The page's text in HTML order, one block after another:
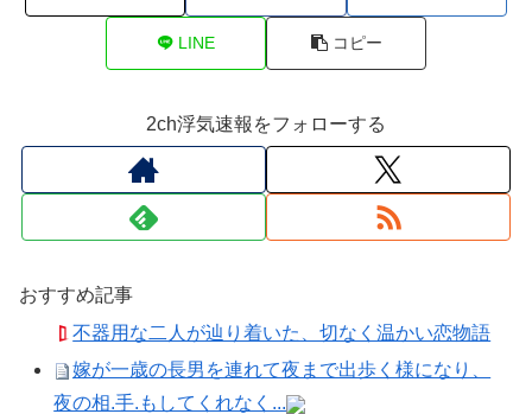
LINE コピー
2ch浮気速報をフォローする
おすすめ記事
不器用な二人が辿り着いた、切なく温かい恋物語
嫁が一歳の長男を連れて夜まで出歩く様になり、
夜の相.手.もしてくれなく...